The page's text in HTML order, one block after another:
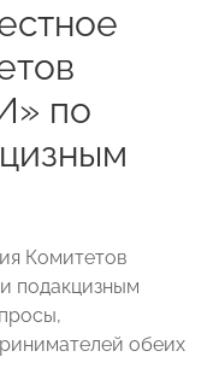
по
Комитетов
подакцизным
обеих